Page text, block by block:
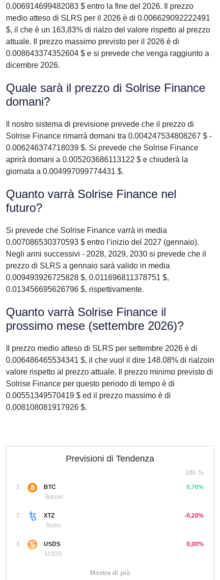
0.006914699482083 $ entro la fine del 2026. Il prezzo
medio atteso di SLRS per il 2026 è di 0.006629092222491
$, il che è un 163,83% di rialzo del valore rispetto al prezzo
attuale. Il prezzo massimo previsto per il 2026 è di
0.008643374352604 $ e si prevede che venga raggiunto a
dicembre 2026.
Quale sarà il prezzo di Solrise Finance
domani?
Il nostro sistema di previsione prevede che il prezzo di
Solrise Finance rimarrà domani tra 0.004247534808267 $ -
0.006246374718039 $. Si prevede che Solrise Finance
aprirà domani a 0.005203686113122 $ e chiuderà la
giornata a 0.004997099774431 $.
Quanto varrà Solrise Finance nel
futuro?
Si prevede che Solrise Finance varrà in media
0.007086530370593 $ entro l’inizio del 2027 (gennaio).
Negli anni successivi - 2028, 2029, 2030 si prevede che il
prezzo di SLRS a gennaio sarà valido in media
0.009493926725828 $, 0.011696811378751 $,
0.013456695626796 $, rispettivamente.
Quanto varrà Solrise Finance il
prossimo mese (settembre 2026)?
Il prezzo medio atteso di SLRS per settembre 2026 è di
0.006486465534341 $, il che vuol il dire 148.08% di rialzoin
valore rispetto al prezzo attuale. Il prezzo minimo previsto di
Solrise Finance per questo periodo di tempo è di
0.00551349570419 $ ed il prezzo massimo è di
0.008108081917926 $.
Previsioni di Tendenza
24h %
1.
BTC
Bitcoin
0,70%
2.
XTZ
Tezos
-0,20%
3.
USDS
USDS
0,00%
Mostra di più